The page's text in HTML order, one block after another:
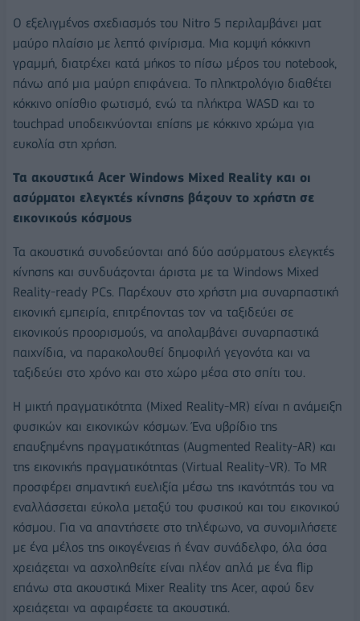
Ο εξελιγμένος σχεδιασμός του Nitro 5 περιλαμβάνει ματ
μαύρο πλαίσιο με λεπτό φινίρισμα. Μια κομψή κόκκινη
γραμμή, διατρέχει κατά μήκος το πίσω μέρος του notebook,
πάνω από μια μαύρη επιφάνεια. Το πληκτρολόγιο διαθέτει
κόκκινο οπίσθιο φωτισμό, ενώ τα πλήκτρα WASD και το
touchpad υποδεικνύονται επίσης με κόκκινο χρώμα για
ευκολία στη χρήση.
Τα ακουστικά Acer Windows Mixed Reality και οι
ασύρματοι ελεγκτές κίνησης βάζουν το χρήστη σε
εικονικούς κόσμους
Τα ακουστικά συνοδεύονται από δύο ασύρματους ελεγκτές
κίνησης και συνδυάζονται άριστα με τα Windows Mixed
Reality-ready PCs. Παρέχουν στο χρήστη μια συναρπαστική
εικονική εμπειρία, επιτρέποντας τον να ταξιδεύει σε
εικονικούς προορισμούς, να απολαμβάνει συναρπαστικά
παιχνίδια, να παρακολουθεί δημοφιλή γεγονότα και να
ταξιδεύει στο χρόνο και στο χώρο μέσα στο σπίτι του.
Η μικτή πραγματικότητα (Mixed Reality-MR) είναι η ανάμειξη
φυσικών και εικονικών κόσμων. Ένα υβρίδιο της
επαυξημένης πραγματικότητας (Augmented Reality-AR) και
της εικονικής πραγματικότητας (Virtual Reality-VR). Το MR
προσφέρει σημαντική ευελιξία μέσω της ικανότητάς του να
εναλλάσσεται εύκολα μεταξύ του φυσικού και του εικονικού
κόσμου. Για να απαντήσετε στο τηλέφωνο, να συνομιλήσετε
με ένα μέλος της οικογένειας ή έναν συνάδελφο, όλα όσα
χρειάζεται να ασχοληθείτε είναι πλέον απλά με ένα flip
επάνω στα ακουστικά Mixer Reality της Acer, αφού δεν
χρειάζεται να αφαιρέσετε τα ακουστικά.